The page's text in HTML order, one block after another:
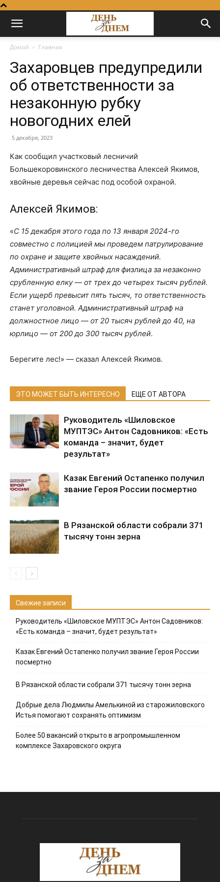
Домой Главная
Захаровцев предупредили
об ответственности за
незаконную рубку
новогодних елей
5 декабря, 2023
Как сообщил участковый лесничий
Большекоровинского лесничества Алексей Якимов,
хвойные деревья сейчас под особой охраной.
Алексей Якимов:
«С 15 декабря этого года по 13 января 2024-го
совместно с полицией мы проведем патрулирование
по охране и защите хвойных насаждений.
Административный штраф для физлица за незаконно
срубленную елку — от трех до четырех тысяч рублей.
Если ущерб превысит пять тысяч, то ответственность
станет уголовной. Административный штраф на
должностное лицо — от 20 тысяч рублей до 40, на
юрлицо — от 200 до 300 тысяч рублей.
Берегите лес!» — сказал Алексей Якимов.
ЭТО МОЖЕТ БЫТЬ ИНТЕРЕСНО ЕЩЕ ОТ АВТОРА
Руководитель «Шиловское
МУПТЭС» Антон Садовников: «Есть
команда – значит, будет
результат»
Казак Евгений Остапенко получил
звание Героя России посмертно
В Рязанской области собрали 371
тысячу тонн зерна
Свежие записи
Руководитель «Шиловское МУПТЭС» Антон Садовников:
«Есть команда – значит, будет результат»
Казак Евгений Остапенко получил звание Героя России
посмертно
В Рязанской области собрали 371 тысячу тонн зерна
Добрые дела Людмилы Амелькиной из старожиловского
Истья помогают сохранять оптимизм
Более 50 вакансий открыто в агропромышленном
комплексе Захаровского округа